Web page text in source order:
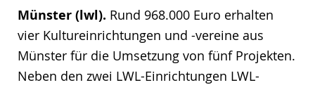
Münster (lwl). Rund 968.000 Euro erhalten
vier Kultureinrichtungen und -vereine aus
Münster für die Umsetzung von fünf Projekten.
Neben den zwei LWL-Einrichtungen LWL-